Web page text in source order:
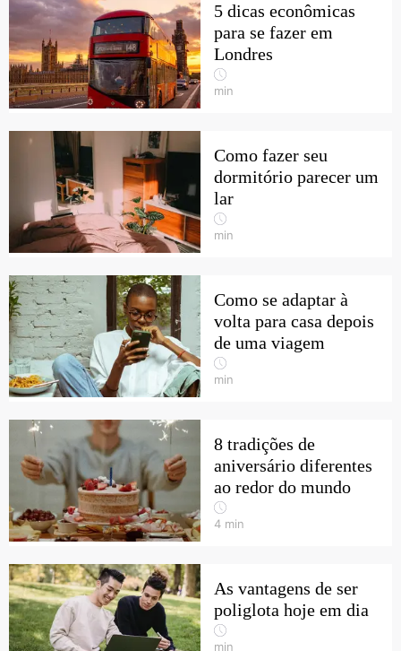
5 dicas econômicas
para se fazer em
Londres
min
Como fazer seu
dormitório parecer um
lar
min
Como se adaptar à
volta para casa depois
de uma viagem
min
8 tradições de
aniversário diferentes
ao redor do mundo
4 min
As vantagens de ser
poliglota hoje em dia
min